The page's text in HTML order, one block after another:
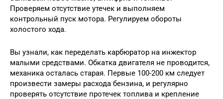
Проверяем отсутствие утечек и выполняем
контрольный пуск мотора. Регулируем обороты
холостого хода.
Вы узнали, как переделать карбюратор на инжектор
малыми средствами. Обкатка двигателя не проводится,
механика осталась старая. Первые 100-200 км следует
произвести замеры расхода бензина, и регулярно
проверять отсутствие протечек топлива и крепление